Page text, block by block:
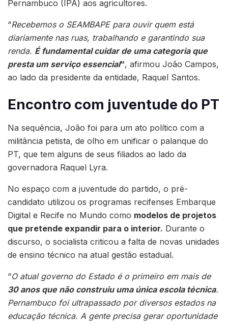
Pernambuco (IPA) aos agricultores.
“Recebemos o SEAMBAPE para ouvir quem está
diariamente nas ruas, trabalhando e garantindo sua
renda. É fundamental cuidar de uma categoria que
presta um serviço essencial“, afirmou João Campos,
ao lado da presidente da entidade, Raquel Santos.
Encontro com juventude do PT
Na sequência, João foi para um ato político com a
militância petista, de olho em unificar o palanque do
PT, que tem alguns de seus filiados ao lado da
governadora Raquel Lyra.
No espaço com a juventude do partido, o pré-
candidato utilizou os programas recifenses Embarque
Digital e Recife no Mundo como modelos de projetos
que pretende expandir para o interior. Durante o
discurso, o socialista criticou a falta de novas unidades
de ensino técnico na atual gestão estadual.
“O atual governo do Estado é o primeiro em mais de
30 anos que não construiu uma única escola técnica.
Pernambuco foi ultrapassado por diversos estados na
educação técnica. A gente precisa gerar oportunidade